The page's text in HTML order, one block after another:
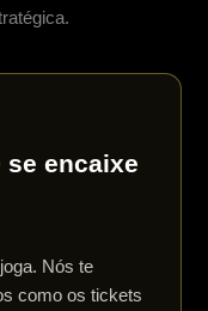
encaixe
Nós te
como os tickets